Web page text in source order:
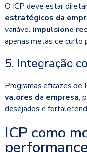
O ICP deve estar
estratégicos da
variável impulsione
apenas metas de curto
5. Integração
Programas eficazes de
valores da empresa,
desejados e
ICP como